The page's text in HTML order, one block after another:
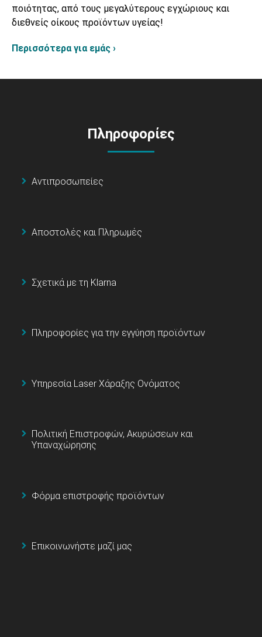
ποιότητας, από τους μεγαλύτερους εγχώριους και
διεθνείς οίκους προϊόντων υγείας!
Περισσότερα για εμάς ›
Πληροφορίες
Αντιπροσωπείες
Αποστολές και Πληρωμές
Σχετικά με τη Klarna
Πληροφορίες για την εγγύηση προϊόντων
Υπηρεσία Laser Χάραξης Ονόματος
Πολιτική Επιστροφών, Ακυρώσεων και
Υπαναχώρησης
Φόρμα επιστροφής προϊόντων
Επικοινωνήστε μαζί μας